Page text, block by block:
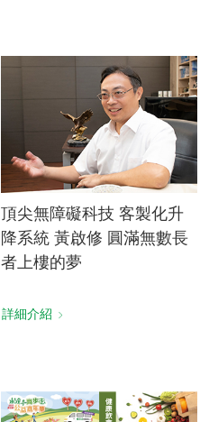
頂尖無障礙科技 客製化升
降系統 黃啟修 圓滿無數長
者上樓的夢
詳細介紹